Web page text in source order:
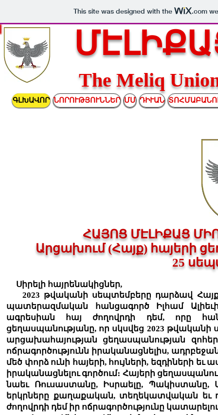
This site was designed with the .com
The Meliq
ԳԼԽԱՎՈՐ ՆՈՐՈՒԹՅՈՒՆՆԵՐ ՄՄ ԴԻՒԱՆ
ՀԱՅՈՑ ՄԷԼԻՔԱՑ
Արցախում (Հայք) հայերի
25
Սիրելի հայրենակիցներ,
2023 թվականի սեպտեմբերը դարձավ
պատերազմական հանցագործ Իլհամ
ագրեսիան հայ ժողովրդի դեմ, որը
ցեղասպանությանը, որ սկսվեց 2023 թվականի
արցախահայության ցեղասպանության
ոճրագործությունն իրականացնելիս,
մեծ փորձ ունի հայերի, հույների, եզդիների
իրականացնելու գործում։ Հայերի
նաեւ Ռուսաստանը, Իսրաելը, Պակիստանը,
երկրները քաղաքական, տեղեկատվական եւ
ժողովրդի դեմ իր ոճրագործությունը